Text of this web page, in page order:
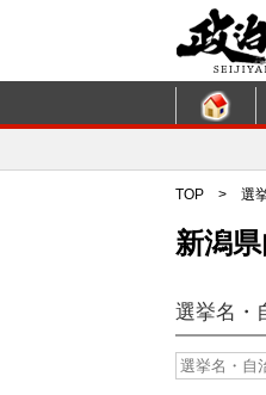
TOP > 選
新潟
選挙名・